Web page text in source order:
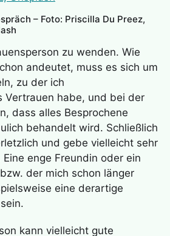
– Foto: Priscilla Du Preez,
zu wenden. Wie
andeutet, muss es sich um
zu der ich
Vertrauen habe, und bei der
dass alles Besprochene
behandelt wird. Schließlich
und gebe vielleicht sehr
enge Freundin oder ein
der mich schon länger
eine derartige
kann vielleicht gute